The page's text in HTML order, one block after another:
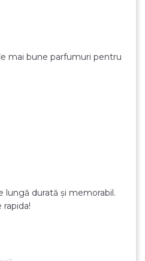
mai bune parfumuri pentru
lungă durată și memorabil.